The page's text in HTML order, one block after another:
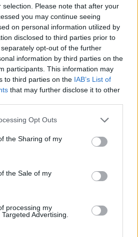
Please note that after your
you may continue seeing
on personal information utilized by
disclosed to third parties prior to
opt-out of the further
information by third parties on the
participants. This information may
to third parties on the IAB’s List of
that may further disclose it to other
Opt Outs
the Sharing of my
the Sale of my
processing my
Advertising.
pubblici
di 8 aiuti o contributi
di 45.200 euro (2021–2026).
dei contributi previdenziali
la concessioni di aiuti di stato